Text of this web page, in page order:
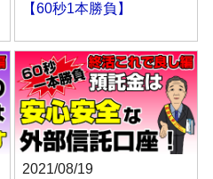
【60秒1本勝負】
2021/08/19